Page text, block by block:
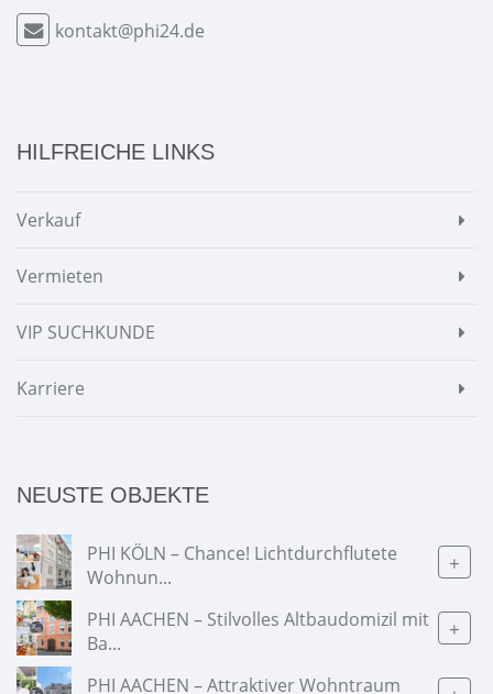
kontakt@phi24.de
HILFREICHE LINKS
Verkauf
Vermieten
VIP SUCHKUNDE
Karriere
NEUSTE OBJEKTE
PHI KÖLN – Chance! Lichtdurchflutete
Wohnun...
+
PHI AACHEN – Stilvolles Altbaudomizil mit
Ba...
+
PHI AACHEN – Attraktiver Wohntraum